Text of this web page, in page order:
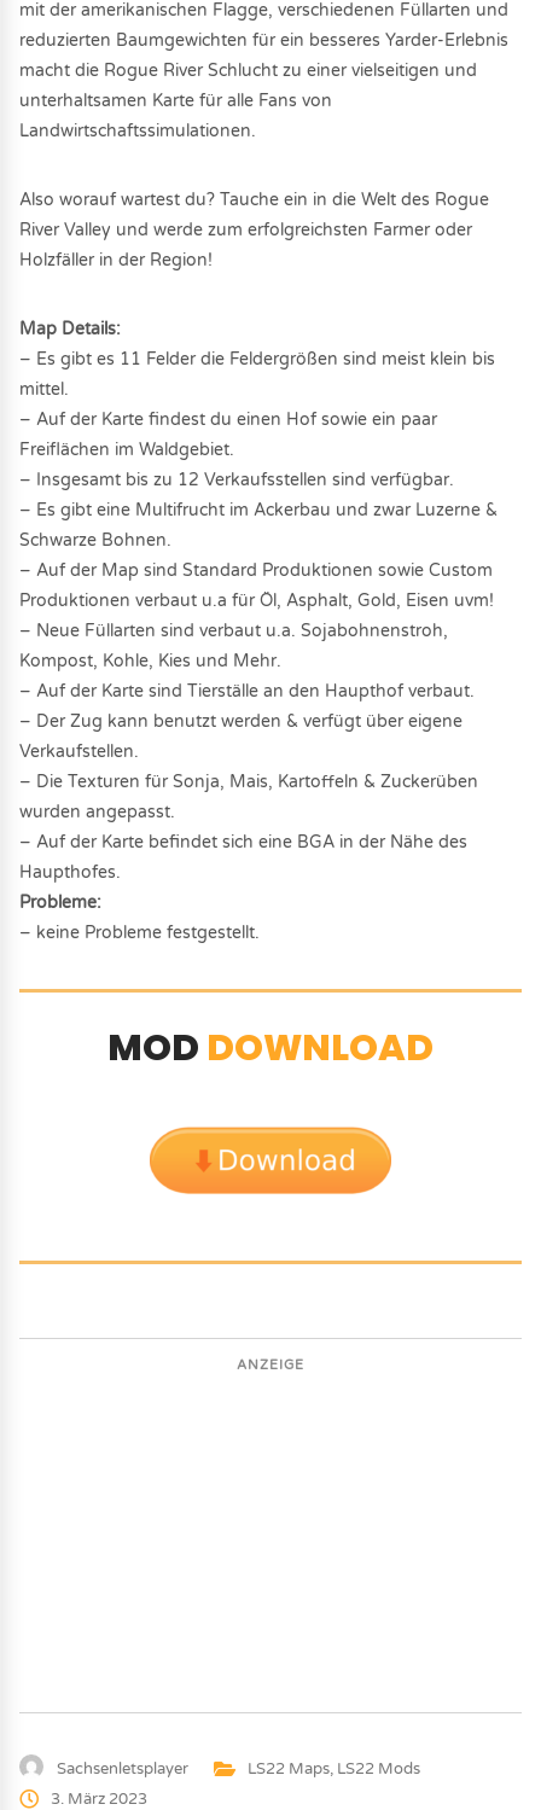
mit der amerikanischen Flagge, verschiedenen Füllarten und
reduzierten Baumgewichten für ein besseres Yarder-Erlebnis
macht die Rogue River Schlucht zu einer vielseitigen und
unterhaltsamen Karte für alle Fans von
Landwirtschaftssimulationen.
Also worauf wartest du? Tauche ein in die Welt des Rogue
River Valley und werde zum erfolgreichsten Farmer oder
Holzfäller in der Region!
Map Details:
– Es gibt es 11 Felder die Feldergrößen sind meist klein bis
mittel.
– Auf der Karte findest du einen Hof sowie ein paar
Freiflächen im Waldgebiet.
– Insgesamt bis zu 12 Verkaufsstellen sind verfügbar.
– Es gibt eine Multifrucht im Ackerbau und zwar Luzerne &
Schwarze Bohnen.
– Auf der Map sind Standard Produktionen sowie Custom
Produktionen verbaut u.a für Öl, Asphalt, Gold, Eisen uvm!
– Neue Füllarten sind verbaut u.a. Sojabohnenstroh,
Kompost, Kohle, Kies und Mehr.
– Auf der Karte sind Tierställe an den Haupthof verbaut.
– Der Zug kann benutzt werden & verfügt über eigene
Verkaufstellen.
– Die Texturen für Sonja, Mais, Kartoffeln & Zuckerüben
wurden angepasst.
– Auf der Karte befindet sich eine BGA in der Nähe des
Haupthofes.
Probleme:
– keine Probleme festgestellt.
MOD DOWNLOAD
ANZEIGE
Sachsenletsplayer LS22 Maps, LS22 Mods
3. März 2023